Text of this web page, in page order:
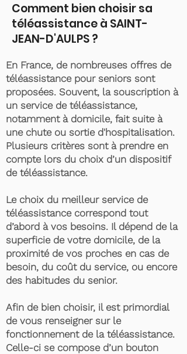
Comment bien choisir sa
téléassistance à SAINT-
JEAN-D'AULPS ?
En France, de nombreuses offres de
téléassistance pour seniors sont
proposées. Souvent, la souscription à
un service de téléassistance,
notamment à domicile, fait suite à
une chute ou sortie d'hospitalisation.
Plusieurs critères sont à prendre en
compte lors du choix d’un dispositif
de téléassistance.
Le choix du meilleur service de
téléassistance correspond tout
d’abord à vos besoins. Il dépend de la
superficie de votre domicile, de la
proximité de vos proches en cas de
besoin, du coût du service, ou encore
des habitudes du senior.
Afin de bien choisir, il est primordial
de vous renseigner sur le
fonctionnement de la téléassistance.
Celle-ci se compose d’un bouton